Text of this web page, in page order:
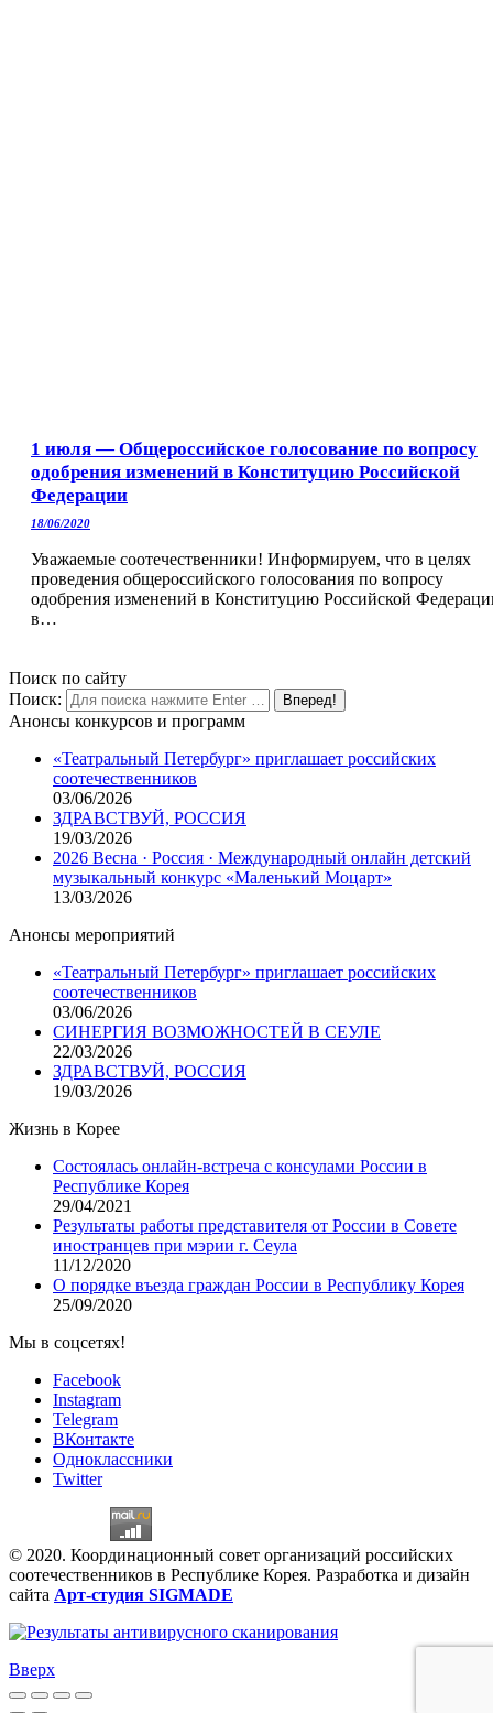
1 июля — Общероссийское голосование по вопросу
одобрения изменений в Конституцию Российской
Федерации
18/06/2020
Уважаемые соотечественники! Информируем, что в целях
проведения общероссийского голосования по вопросу
одобрения изменений в Конституцию Российской
в…
Поиск по сайту
Поиск:
Анонсы конкурсов и программ
«Театральный Петербург» приглашает российских
соотечественников
03/06/2026
ЗДРАВСТВУЙ, РОССИЯ
19/03/2026
2026 Весна · Россия · Международный онлайн детский
музыкальный конкурс «Маленький Моцарт»
13/03/2026
Анонсы мероприятий
«Театральный Петербург» приглашает российских
соотечественников
03/06/2026
СИНЕРГИЯ ВОЗМОЖНОСТЕЙ В СЕУЛЕ
22/03/2026
ЗДРАВСТВУЙ, РОССИЯ
19/03/2026
Жизнь в Корее
Состоялась онлайн-встреча с консулами России в
Республике Корея
29/04/2021
Результаты работы представителя от России в Совете
иностранцев при мэрии г. Сеула
11/12/2020
О порядке въезда граждан России в Республику Корея
25/09/2020
Мы в соцсетях!
Facebook
Instagram
Telegram
ВКонтакте
Одноклассники
Twitter
© 2020. Координационный совет организаций российских
соотечественников в Республике Корея. Разработка и дизайн
сайта Арт-студия SIGMADE
Вверх